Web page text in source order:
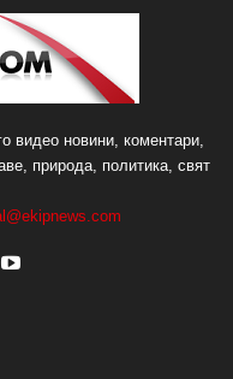
видео новини, коментари,
природа, политика, свят